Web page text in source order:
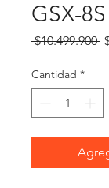
GSX-8S
$10.499.900
Cantidad *